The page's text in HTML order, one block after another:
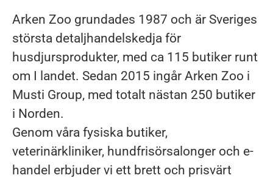
Arken Zoo grundades 1987 och är Sveriges
största detaljhandelskedja för
husdjursprodukter, med ca 115 butiker runt
om I landet. Sedan 2015 ingår Arken Zoo i
Musti Group, med totalt nästan 250 butiker
i Norden.
Genom våra fysiska butiker,
veterinärkliniker, hundfrisörsalonger och e-
handel erbjuder vi ett brett och prisvärt